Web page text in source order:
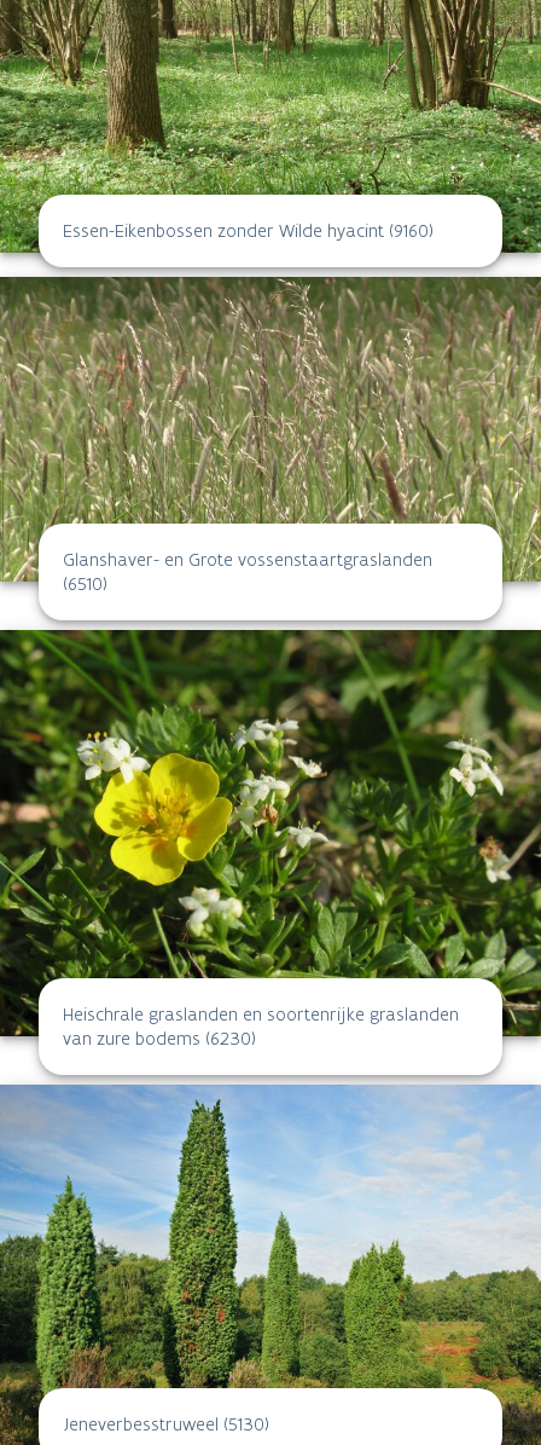
Essen-Eikenbossen zonder Wilde hyacint (9160)
Glanshaver- en Grote vossenstaartgraslanden
(6510)
Heischrale graslanden en soortenrijke graslanden
van zure bodems (6230)
Jeneverbesstruweel (5130)